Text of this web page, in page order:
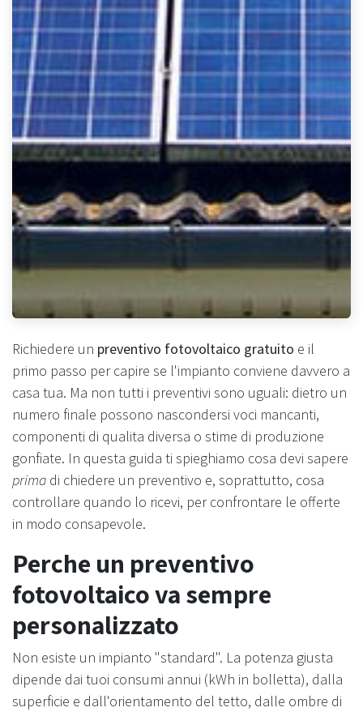
Richiedere un preventivo fotovoltaico gratuito e il
primo passo per capire se l'impianto conviene davvero a
casa tua. Ma non tutti i preventivi sono uguali: dietro un
numero finale possono nascondersi voci mancanti,
componenti di qualita diversa o stime di produzione
gonfiate. In questa guida ti spieghiamo cosa devi sapere
prima di chiedere un preventivo e, soprattutto, cosa
controllare quando lo ricevi, per confrontare le offerte
in modo consapevole.
Perche un preventivo
fotovoltaico va sempre
personalizzato
Non esiste un impianto "standard". La potenza giusta
dipende dai tuoi consumi annui (kWh in bolletta), dalla
superficie e dall'orientamento del tetto, dalle ombre di